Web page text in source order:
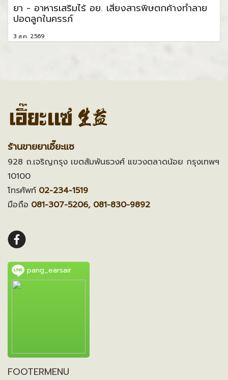
ยา - อาหารเสริมไร้ อย. เสี่ยงสารพิษตกค้างทำลาย
ปอดลูกในครรภ์
3 ส.ค. 2569
ร้านขายยาเอี๊ยะแซ
928 ถ.เจริญกรุง เขตสัมพันธวงศ์ แขวงตลาดน้อย กรุงเทพฯ
10100
โทรศัพท์ 02-234-1519
มือถือ 081-307-5206, 081-830-9892
pang_earsair
FOOTERMENU